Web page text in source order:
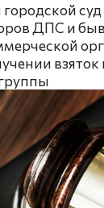
суд
ДПС и
взяток